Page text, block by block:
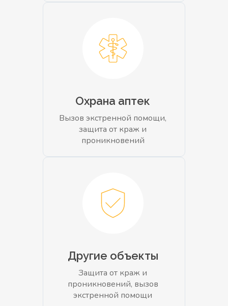
Охрана аптек
Вызов экстренной помощи,
защита от краж и
проникновений
Другие объекты
Защита от краж и
проникновений, вызов
экстренной помощи